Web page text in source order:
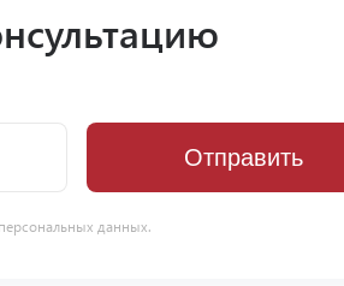
Отправить
данных.